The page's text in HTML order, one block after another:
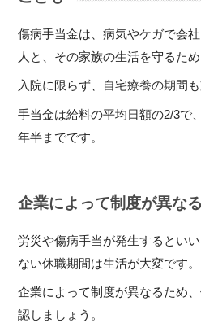
傷病手当金は、病気やケガで会
人と、その家族の生活を守るた
入院に限らず、自宅療養の期間
手当金は給料の平均日額の2/3で
年半までです。
企業によって制度が異なる
労災や傷病手当が発生するとい
ない休職期間は生活が大変です。
企業によって制度が異なるため
認しましょう。